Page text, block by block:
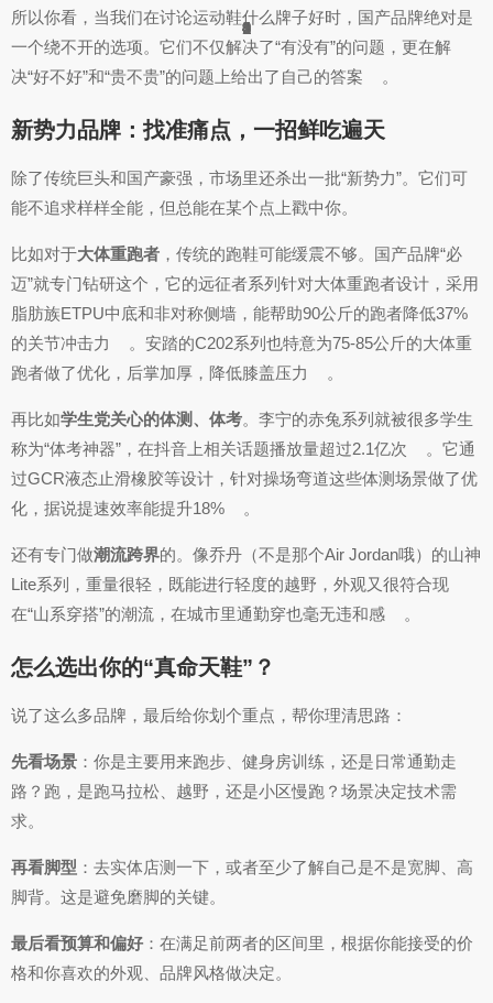
4
4
9
9
2
1
1
4
1
1
所以你看，当我们在讨论运动鞋什么牌子好时，国产品牌绝对是
一个绕不开的选项。它们不仅解决了“有没有”的问题，更在解
决“好不好”和“贵不贵”的问题上给出了自己的答案
6
。
新势力品牌：找准痛点，一招鲜吃遍天
除了传统巨头和国产豪强，市场里还杀出一批“新势力”。它们可
能不追求样样全能，但总能在某个点上戳中你。
比如对于大体重跑者 ，传统的跑鞋可能缓震不够。国产品牌“必
迈”就专门钻研这个，它的远征者系列针对大体重跑者设计，采用
脂肪族ETPU中底和非对称侧墙，能帮助90公斤的跑者降低37%
的关节冲击力
1
。安踏的C202系列也特意为75-85公斤的大体重
跑者做了优化，后掌加厚，降低膝盖压力
4
。
再比如学生党关心的体测、体考。李宁的赤兔系列就被很多学生
称为“体考神器”，在抖音上相关话题播放量超过2.1亿次
1
。它通
过GCR液态止滑橡胶等设计，针对操场弯道这些体测场景做了优
化，据说提速效率能提升18%
6
。
还有专门做潮流跨界的。像乔丹（不是那个Air Jordan哦）的山神
Lite系列，重量很轻，既能进行轻度的越野，外观又很符合现
在“山系穿搭”的潮流，在城市里通勤穿也毫无违和感
1
。
怎么选出你的“真命天鞋”？
说了这么多品牌，最后给你划个重点，帮你理清思路：
先看场景 ：你是主要用来跑步、健身房训练，还是日常通勤走
路？跑，是跑马拉松、越野，还是小区慢跑？场景决定技术需
求。
再看脚型 ：去实体店测一下，或者至少了解自己是不是宽脚、高
脚背。这是避免磨脚的关键。
最后看预算和偏好 ：在满足前两者的区间里，根据你能接受的价
格和你喜欢的外观、品牌风格做决定。
4
1
1
1
9
9
1